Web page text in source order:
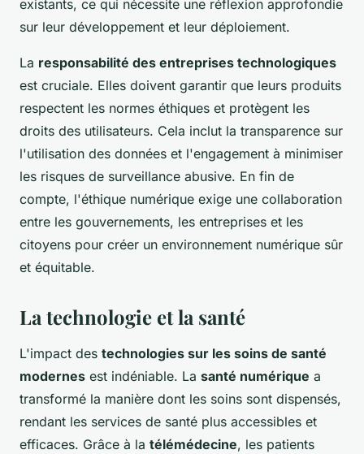
existants, ce qui nécessite une réflexion approfondie
sur leur développement et leur déploiement.
La responsabilité des entreprises technologiques
est cruciale. Elles doivent garantir que leurs produits
respectent les normes éthiques et protègent les
droits des utilisateurs. Cela inclut la transparence sur
l'utilisation des données et l'engagement à minimiser
les risques de surveillance abusive. En fin de
compte, l'éthique numérique exige une collaboration
entre les gouvernements, les entreprises et les
citoyens pour créer un environnement numérique sûr
et équitable.
La technologie et la santé
L'impact des technologies sur les soins de santé
modernes est indéniable. La santé numérique a
transformé la manière dont les soins sont dispensés,
rendant les services de santé plus accessibles et
efficaces. Grâce à la télémédecine, les patients